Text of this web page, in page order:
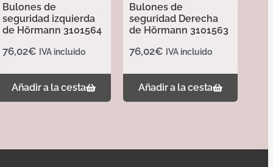
Bulones de
seguridad izquierda
de Hörmann 3101564
76,02€ IVA incluido
Añadir a la cesta
Bulones de
seguridad Derecha
de Hörmann 3101563
76,02€ IVA incluido
Añadir a la cesta